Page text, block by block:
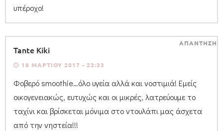
υπέροχο!
Tante Kiki
18 ΜΑΡΤΊΟΥ 2017 - 23:33
Φοβερό smoothie…όλο υγεία αλλά και νοστιμιά! Εμείς
οικογενειακώς, ευτυχώς και οι μικρές, λατρεύουμε το
ταχίνι και βρίσκεται μόνιμα στο ντουλάπι μας άσχετα
από την νηστεία!!!
ΑΠΑΝΤΗΣΗ